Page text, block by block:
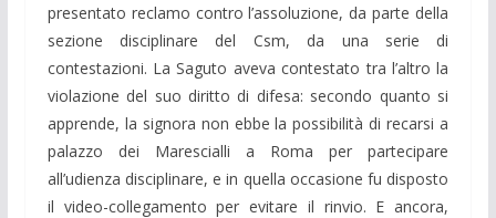
presentato reclamo contro l’assoluzione, da parte della
sezione disciplinare del Csm, da una serie di
contestazioni. La Saguto aveva contestato tra l’altro la
violazione del suo diritto di difesa: secondo quanto si
apprende, la signora non ebbe la possibilità di recarsi a
palazzo dei Marescialli a Roma per partecipare
all’udienza disciplinare, e in quella occasione fu disposto
il video-collegamento per evitare il rinvio. E ancora,